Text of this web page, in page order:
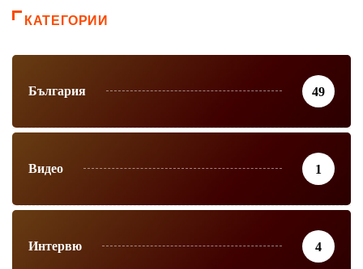
КАТЕГОРИИ
България 49
Видео 1
Интервю 4